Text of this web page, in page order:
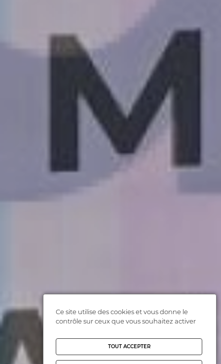
Ce site utilise des cookies et vous donne le
contrôle sur ceux que vous souhaitez activer
TOUT ACCEPTER